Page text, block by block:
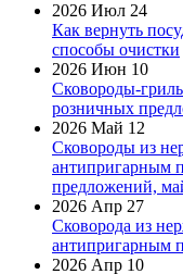
2026 Июл 24
Как вернуть
способы очистки
2026 Июн 10
Сковороды-
розничных
2026 Май 12
Сковороды из
антипригарным
предложений,
2026 Апр 27
Сковорода из
антипригарным
2026 Апр 10